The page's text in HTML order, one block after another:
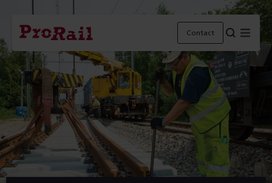
Navigatie
Homepage
ProRail
Contact Menu